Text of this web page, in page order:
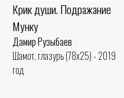
Крик души. Подражание
Мунку
Дамир Рузыбаев
Шамот, глазурь (78x25) - 2019
год